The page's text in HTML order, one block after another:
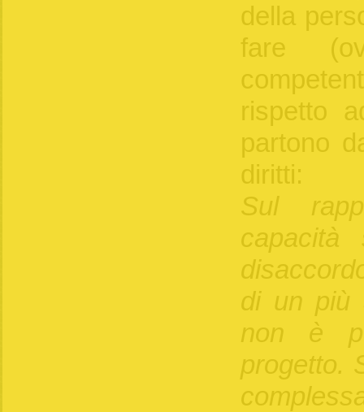
della
fare
rispetto
partono
diritti:
Sul
capacità
di un più
non è
progetto.